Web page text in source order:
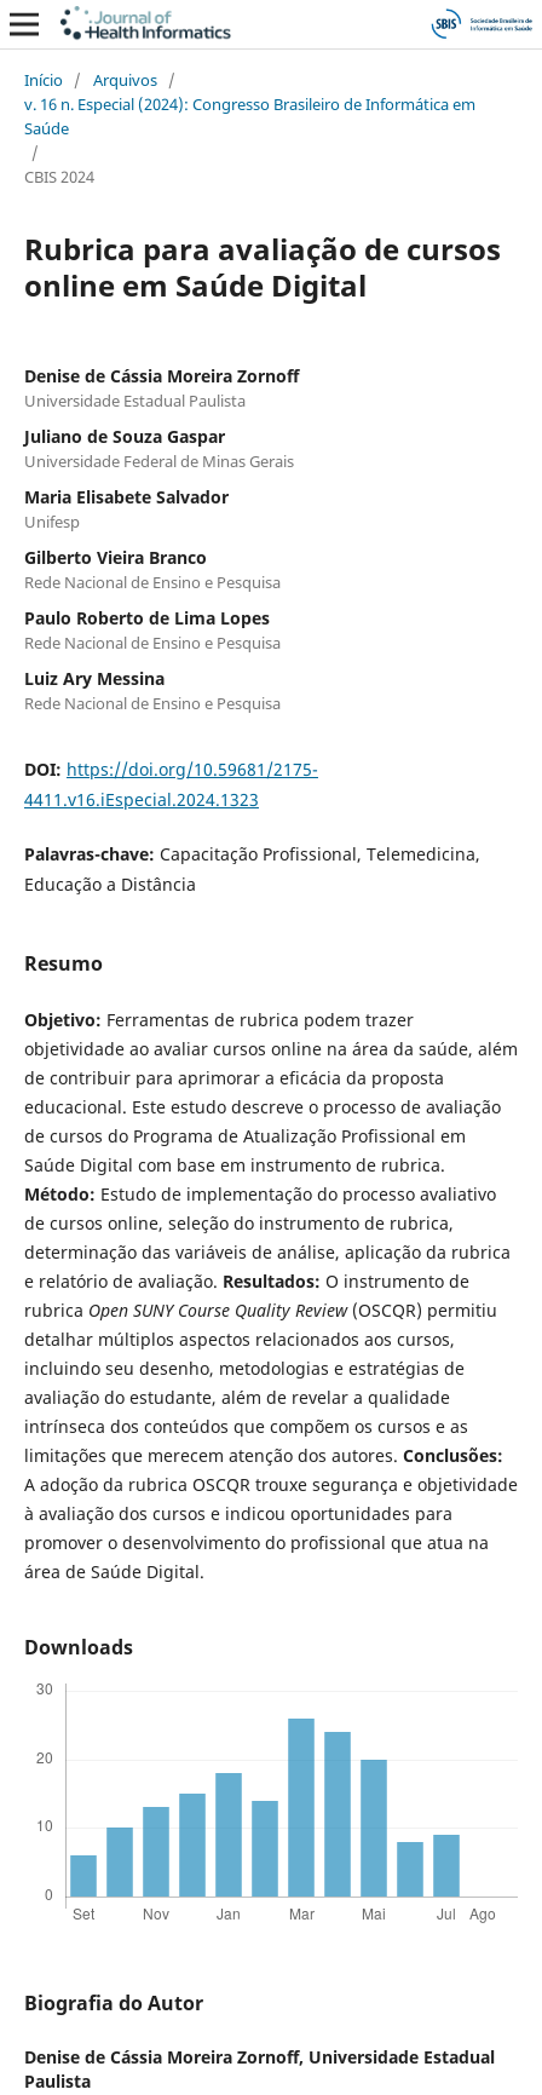
Início / Arquivos /
v. 16 n. Especial (2024): Congresso Brasileiro de Informática em
Saúde
/
CBIS 2024
Rubrica para avaliação de cursos
online em Saúde Digital
Denise de Cássia Moreira Zornoff
Universidade Estadual Paulista
Juliano de Souza Gaspar
Universidade Federal de Minas Gerais
Maria Elisabete Salvador
Unifesp
Gilberto Vieira Branco
Rede Nacional de Ensino e Pesquisa
Paulo Roberto de Lima Lopes
Rede Nacional de Ensino e Pesquisa
Luiz Ary Messina
Rede Nacional de Ensino e Pesquisa
DOI: https://doi.org/10.59681/2175-
4411.v16.iEspecial.2024.1323
Palavras-chave: Capacitação Profissional, Telemedicina,
Educação a Distância
Resumo
Objetivo: Ferramentas de rubrica podem trazer
objetividade ao avaliar cursos online na área da saúde, além
de contribuir para aprimorar a eficácia da proposta
educacional. Este estudo descreve o processo de avaliação
de cursos do Programa de Atualização Profissional em
Saúde Digital com base em instrumento de rubrica.
Método: Estudo de implementação do processo avaliativo
de cursos online, seleção do instrumento de rubrica,
determinação das variáveis de análise, aplicação da rubrica
e relatório de avaliação. Resultados: O instrumento de
rubrica Open SUNY Course Quality Review (OSCQR) permitiu
detalhar múltiplos aspectos relacionados aos cursos,
incluindo seu desenho, metodologias e estratégias de
avaliação do estudante, além de revelar a qualidade
intrínseca dos conteúdos que compõem os cursos e as
limitações que merecem atenção dos autores. Conclusões:
A adoção da rubrica OSCQR trouxe segurança e objetividade
à avaliação dos cursos e indicou oportunidades para
promover o desenvolvimento do profissional que atua na
área de Saúde Digital.
Downloads
Biografia do Autor
Denise de Cássia Moreira Zornoff, Universidade Estadual
Paulista